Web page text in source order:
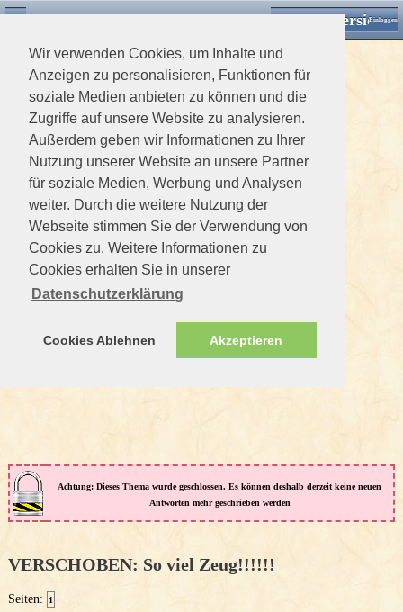
Wir verwenden Cookies, um Inhalte und
Anzeigen zu personalisieren, Funktionen für
soziale Medien anbieten zu können und die
Zugriffe auf unsere Website zu analysieren.
Außerdem geben wir Informationen zu Ihrer
Nutzung unserer Website an unsere Partner
für soziale Medien, Werbung und Analysen
weiter. Durch die weitere Nutzung der
Webseite stimmen Sie der Verwendung von
Cookies zu. Weitere Informationen zu
Cookies erhalten Sie in unserer
Datenschutzerklärung
Cookies Ablehnen Akzeptieren
Desktop VersionEinloggen
Achtung: Dieses Thema wurde geschlossen. Es können deshalb derzeit keine neuen
Antworten mehr geschrieben werden
VERSCHOBEN: So viel Zeug!!!!!!
Seiten: 1